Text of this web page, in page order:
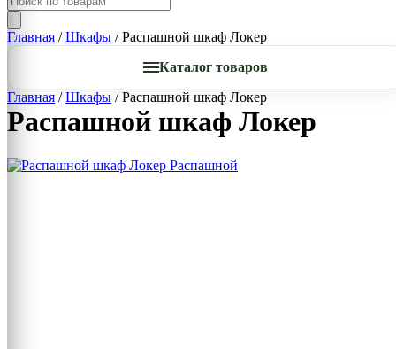
Главная /Шкафы / Распашной шкаф Локер
Каталог товаров
Главная /Шкафы / Распашной шкаф Локер
Распашной шкаф Локер